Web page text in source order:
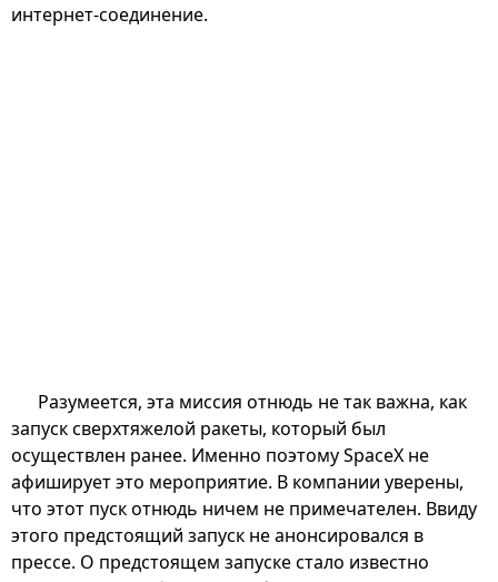
интернет-соединение.
Разумеется, эта миссия отнюдь не так важна, как
запуск сверхтяжелой ракеты, который был
осуществлен ранее. Именно поэтому SpaceX не
афиширует это мероприятие. В компании уверены,
что этот пуск отнюдь ничем не примечателен. Ввиду
этого предстоящий запуск не анонсировался в
прессе. О предстоящем запуске стало известно